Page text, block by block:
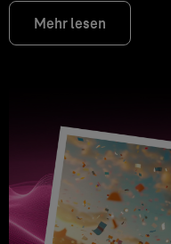
Mehr lesen